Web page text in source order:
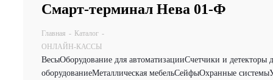
Смарт-терминал Нева 01-Ф
Главная - Каталог -
ОНЛАЙН-КАССЫ
ВесыОборудование для автоматизацииСчетчики и детекторы
оборудованиеМеталлическая мебельСейфыОхранные системы